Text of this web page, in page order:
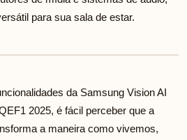
para sua sala de estar.
da Samsung Vision AI
2025, é fácil perceber que a
a maneira como vivemos,